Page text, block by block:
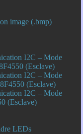
image (.bmp)
I2C – Mode
(Esclave)
I2C – Mode
(Esclave)
I2C – Mode
(Esclave)
LEDs